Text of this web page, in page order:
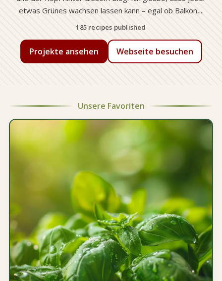
etwas Grünes wachsen lassen kann – egal ob Balkon,...
185 recipes published
Projekte ansehen Webseite besuchen
Unsere Favoriten